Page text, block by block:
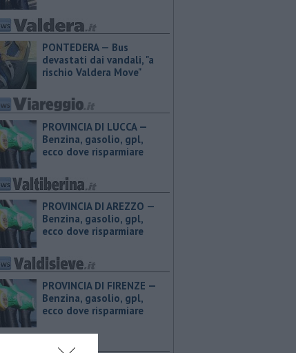
PONTEDERA — Bus
devastati dai vandali, "a
rischio Valdera Move"
PROVINCIA DI LUCCA — ​
Benzina, gasolio, gpl,
ecco dove risparmiare
PROVINCIA DI AREZZO — ​
Benzina, gasolio, gpl,
ecco dove risparmiare
PROVINCIA DI FIRENZE — ​
Benzina, gasolio, gpl,
ecco dove risparmiare